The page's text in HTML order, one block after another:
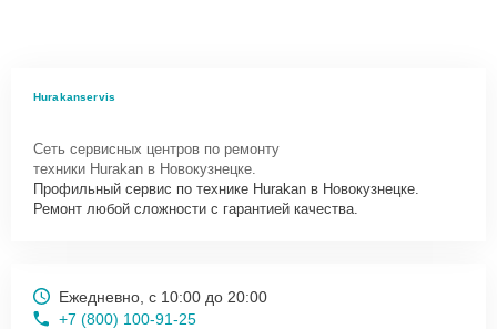
Hurakanservis
Сеть сервисных центров по ремонту
техники Hurakan в Новокузнецке.
Профильный сервис по технике Hurakan в Новокузнецке.
Ремонт любой сложности с гарантией качества.
Ежедневно, с 10:00 до 20:00
+7 (800) 100-91-25